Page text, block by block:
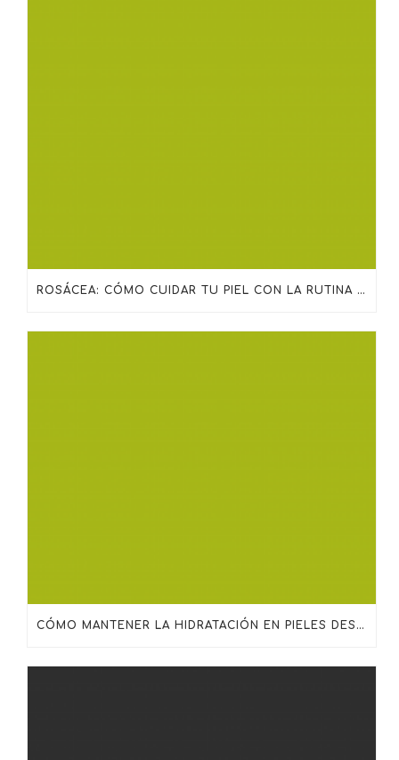
ROSÁCEA: CÓMO CUIDAR TU PIEL CON LA RUTINA ADECUADA DE SKINCEUTICALS
CÓMO MANTENER LA HIDRATACIÓN EN PIELES DESHIDRATADAS, MADURAS O SENSIBILIZADAS